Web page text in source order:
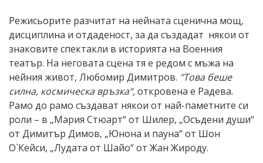
Режисьорите разчитат на нейната сценична мощ,
дисциплина и отдаденост, за да създадат някои от
знаковите спектакли в историята на Военния
театър. На неговата сцена тя е редом с мъжа на
нейния живот, Любомир Димитров. "Това беше
силна, космическа връзка“, откровена е Радева.
Рамо до рамо създават някои от най-паметните си
роли – в „Мария Стюарт“ от Шилер, „Осъдени души“
от Димитър Димов, „Юнона и пауна“ от Шон
О`Кейси, „Лудата от Шайо“ от Жан Жироду.